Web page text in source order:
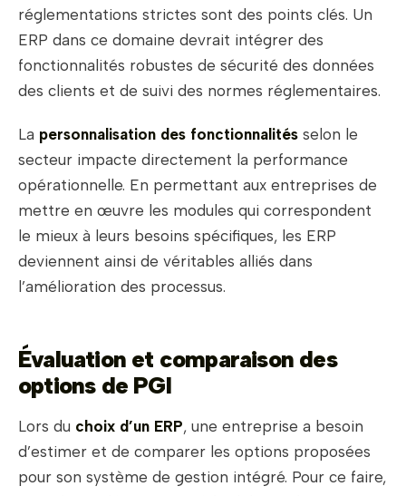
réglementations strictes sont des points clés. Un
ERP dans ce domaine devrait intégrer des
fonctionnalités robustes de sécurité des données
des clients et de suivi des normes réglementaires.
La personnalisation des fonctionnalités selon le
secteur impacte directement la performance
opérationnelle. En permettant aux entreprises de
mettre en œuvre les modules qui correspondent
le mieux à leurs besoins spécifiques, les ERP
deviennent ainsi de véritables alliés dans
l’amélioration des processus.
Évaluation et comparaison des
options de PGI
Lors du choix d’un ERP, une entreprise a besoin
d’estimer et de comparer les options proposées
pour son système de gestion intégré. Pour ce faire,